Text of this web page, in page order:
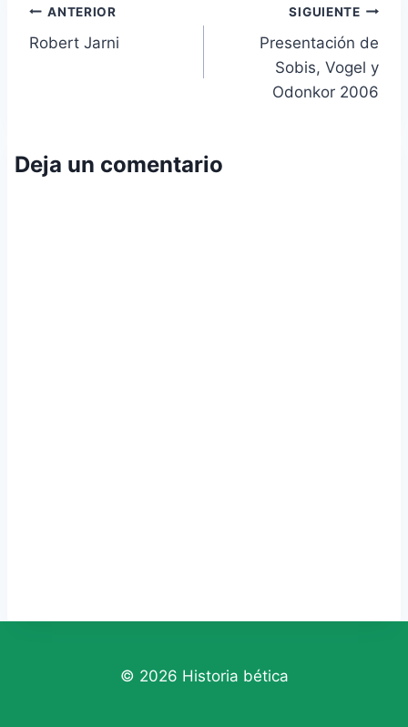
Navegación
de
ANTERIOR
Robert Jarni
SIGUIENTE
Presentación de
Sobis, Vogel y
Odonkor 2006
Deja un comentario
© 2026 Historia bética